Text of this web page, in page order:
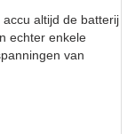
altijd de batterij
echter enkele
van